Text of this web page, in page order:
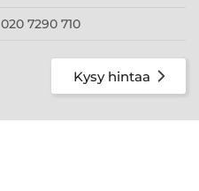
020 7290 710
Kysy hintaa